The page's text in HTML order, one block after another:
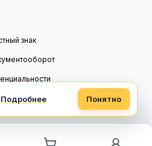
знак
персональных данных
Подробнее Понятно